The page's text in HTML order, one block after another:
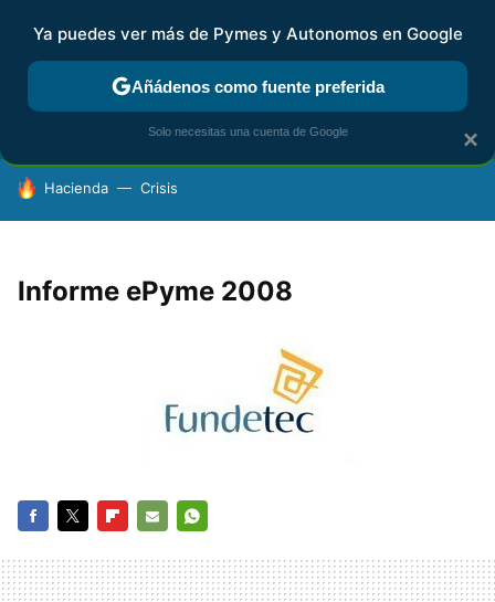
FISCALIDAD Y CONTABILIDAD KIT DIGITAL RENTA
HOY SE HABLA DE
Hacienda Crisis
Informe ePyme 2008
MAIL
×
Ya puedes ver más de Pymes y Autonomos en Google
Añádenos como fuente preferida
Solo necesitas una cuenta de Google